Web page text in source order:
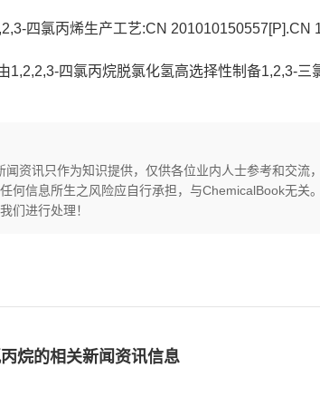
四氯丙烯生产工艺:CN 201010150557[P].CN
1,2,2,3-四氯丙烷脱氯化氢高选择性制备1,2,3-
资讯只作为知识提供，仅供各位业内人士参考和交流
何信息所生之风险应自行承担，与ChemicalBook无关
们进行处理！
烷的相关新闻资讯信息